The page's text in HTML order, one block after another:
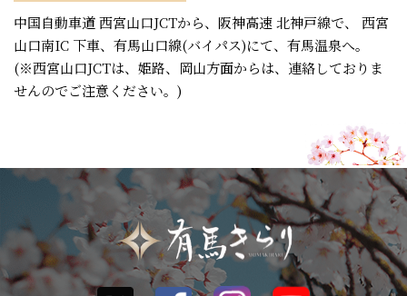
中国自動車道 ⻄宮山口JCTから、阪神高速 北神戸線で、 ⻄宮
山口南IC 下車、有馬山口線(バイパス)にて、有馬温泉へ。
(※⻄宮山口JCTは、姫路、岡山方面からは、連絡しておりま
せんのでご注意ください。)